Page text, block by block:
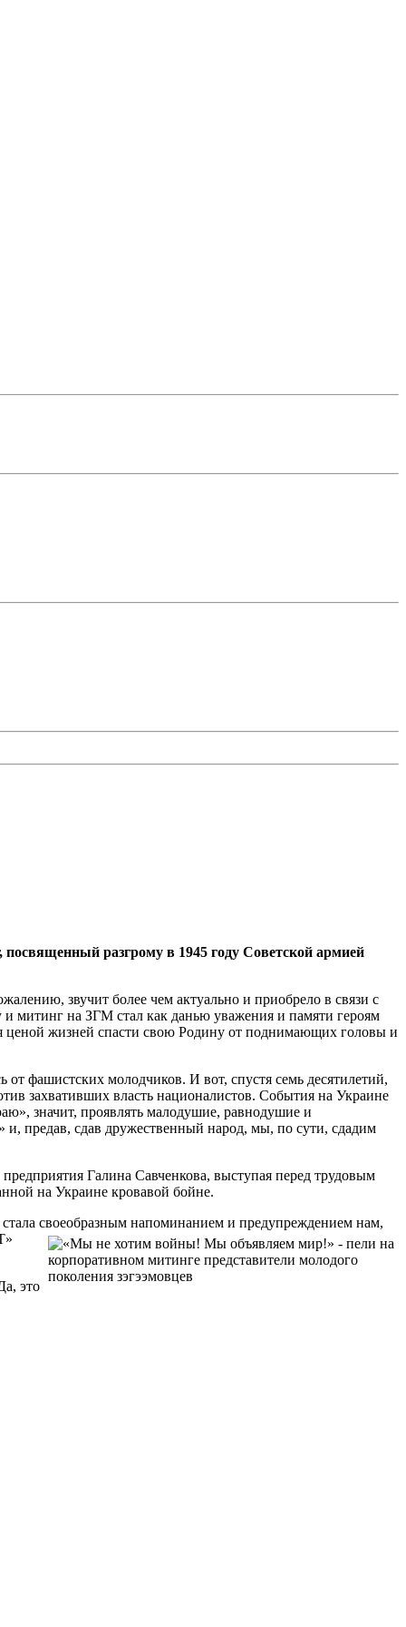
разгрому в 1945 году Советской армией
звучит более чем актуально и приобрело в связи с
митинг на ЗГМ стал как данью уважения и памяти героям
жизней спасти свою Родину от поднимающих головы и
от фашистских молодчиков. И вот, спустя семь десятилетий,
захвативших власть националистов. События на Украине
значит, проявлять малодушие, равнодушие и
предав, сдав дружественный народ, мы, по сути, сдадим
Галина Савченкова, выступая перед трудовым
на Украине кровавой бойне.
своеобразным напоминанием и предупреждением нам,
это